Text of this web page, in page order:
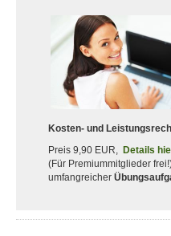
Kosten- und
Preis 9,90 EUR, Details
(Für Premiummitglieder
umfangreicher